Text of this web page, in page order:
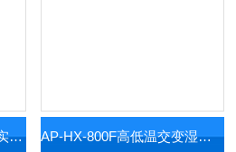
AP-GD-80A可靠性高低温实验箱 AP-HX-800F高低温交变湿热试验箱